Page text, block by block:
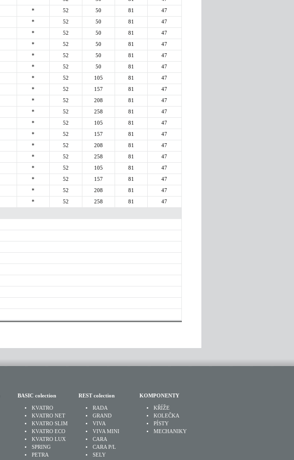
* 52 50 81 47
* 52 50 81 47
* 52 50 81 47
* 52 50 81 47
* 52 50 81 47
* 52 50 81 47
* 52 105 81 47
* 52 157 81 47
* 52 208 81 47
* 52 258 81 47
* 52 105 81 47
* 52 157 81 47
* 52 208 81 47
* 52 258 81 47
* 52 105 81 47
* 52 157 81 47
* 52 208 81 47
* 52 258 81 47
BASIC colection
KVATRO
KVATRO NET
KVATRO SLIM
KVATRO ECO
KVATRO LUX
SPRING
PETRA
REST colection
RADA
GRAND
VIVA
VIVA MINI
CARA
CARA P/L
SELY
KOMPONENTY
KŘÍŽE
KOLEČKA
PÍSTY
MECHANIKY